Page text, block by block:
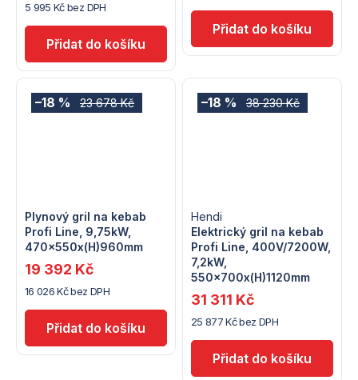
5 995 Kč bez DPH
23 678 Kč
–18 %
Plynový gril na kebab
Profi Line, 9,75kW,
470x550x(H)960mm
16 026 Kč bez DPH
19 392 Kč
38 230 Kč
–18 %
Elektrický gril na kebab
Profi Line, 400V/7200W,
7,2kW,
550x700x(H)1120mm
Hendi
25 877 Kč bez DPH
31 311 Kč